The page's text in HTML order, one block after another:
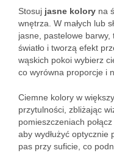
Stosuj jasne kolory na
wnętrza. W małych lub
jasne, pastelowe barwy,
światło i tworzą efekt
wąskich pokoi wybierz
co wyrówna proporcje i
Ciemne kolory w
przytulności, zbliżając
pomieszczeniach
aby wydłużyć
pas przy suficie, co